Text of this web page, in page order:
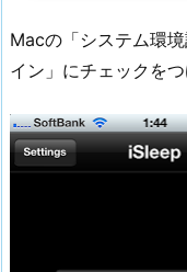
Macの「システム環
イン」にチェックをつ